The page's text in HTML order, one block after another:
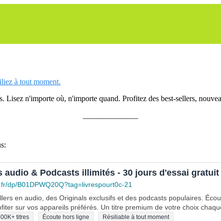
à tout moment.
n'importe où, n'importe quand. Profitez des best-sellers,
audio & Podcasts illimités - 30 jours d'essai gratuit
dp/B01DPWQ20Q?tag=livrespourt0c-21
en audio, des Originals exclusifs et des podcasts populaires.
sur vos appareils préférés. Un titre premium de votre choix
titres Écoute hors ligne Résiliable à tout moment